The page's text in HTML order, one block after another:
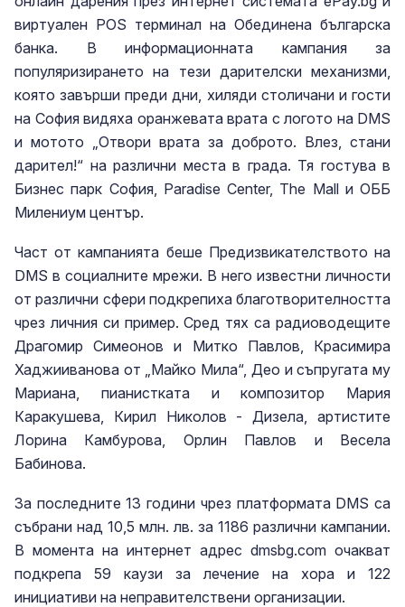
виртуален POS терминал на Обединена българска
банка. В информационната кампания за
популяризирането на тези дарителски механизми,
която завърши преди дни, хиляди столичани и гости
на София видяха оранжевата врата с логото на DMS
и мотото „Отвори врата за доброто. Влез, стани
дарител!“ на различни места в града. Тя гостува в
Бизнес парк София, Paradise Center, The Mall и ОББ
Милениум център.
Част от кампанията беше Предизвикателството на
DMS в социалните мрежи. В него известни личности
от различни сфери подкрепиха благотворителността
чрез личния си пример. Сред тях са радиоводещите
Драгомир Симеонов и Митко Павлов, Красимира
Хаджииванова от „Майко Мила“, Део и съпругата му
Мариана, пианистката и композитор Мария
Каракушева, Кирил Николов - Дизела, артистите
Лорина Камбурова, Орлин Павлов и Весела
Бабинова.
За последните 13 години чрез платформата DMS са
събрани над 10,5 млн. лв. за 1186 различни кампании.
В момента на интернет адрес dmsbg.com очакват
подкрепа 59 каузи за лечение на хора и 122
инициативи на неправителствени организации.